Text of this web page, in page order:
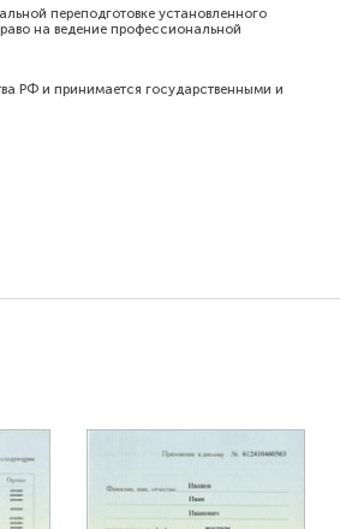
переподготовке установленного
на ведение профессиональной
РФ и принимается государственными и